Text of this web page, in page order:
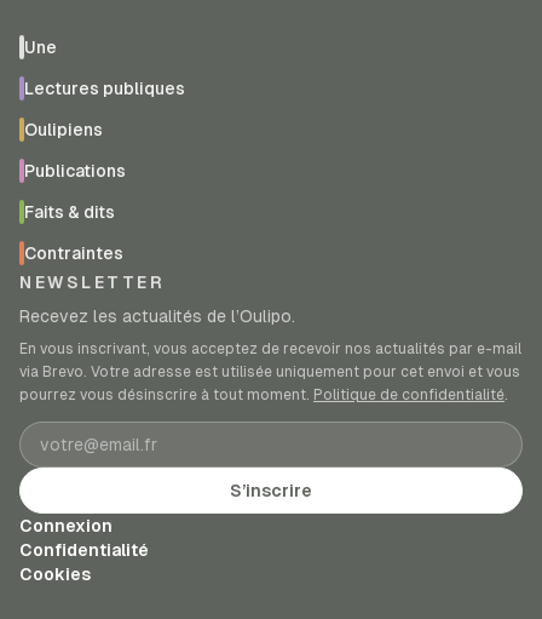
Une
Lectures publiques
Oulipiens
Publications
Faits & dits
Contraintes
NEWSLETTER
Recevez les actualités de l’Oulipo.
En vous inscrivant, vous acceptez de recevoir nos actualités par e-mail
via Brevo. Votre adresse est utilisée uniquement pour cet envoi et vous
pourrez vous désinscrire à tout moment. Politique de confidentialité.
Adresse e-mail
S’inscrire
Connexion
Confidentialité
Cookies